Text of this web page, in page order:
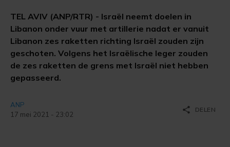
TEL AVIV (ANP/RTR) - Israël neemt doelen in
Libanon onder vuur met artillerie nadat er vanuit
Libanon zes raketten richting Israël zouden zijn
geschoten. Volgens het Israëlische leger zouden
de zes raketten de grens met Israël niet hebben
gepasseerd.
ANP
17 mei 2021 - 23:02
share DELEN